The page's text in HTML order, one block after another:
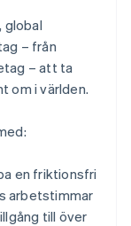
global
– från
– att ta
om i världen.
en friktionsfri
arbetstimmar
till över